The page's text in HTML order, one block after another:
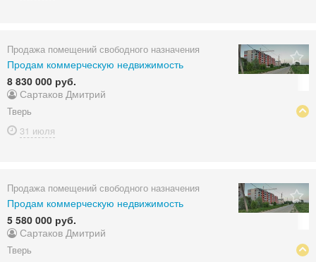
Продажа помещений свободного назначения
Продам коммерческую недвижимость
8 830 000 руб.
Сартаков Дмитрий
Тверь
31 июля
Продажа помещений свободного назначения
Продам коммерческую недвижимость
5 580 000 руб.
Сартаков Дмитрий
Тверь